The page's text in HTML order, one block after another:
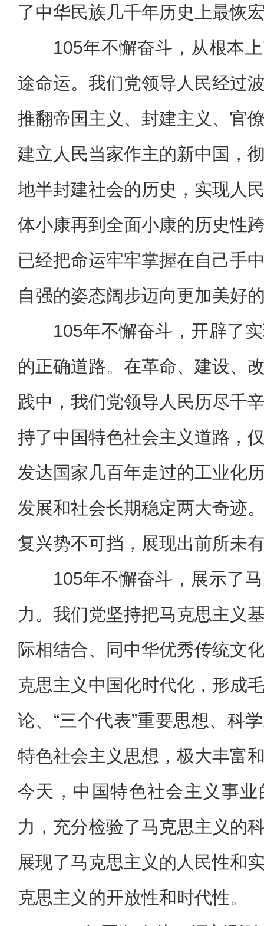
了中华民族几千年历史上最恢
105年不懈奋斗，从根本
途命运。我们党领导人民经过
推翻帝国主义、封建主义、官
建立人民当家作主的新中国，
地半封建社会的历史，实现人
体小康再到全面小康的历史性
已经把命运牢牢掌握在自己手
自强的姿态阔步迈向更加美好
105年不懈奋斗，开辟了
的正确道路。在革命、建设、
践中，我们党领导人民历尽千
持了中国特色社会主义道路，
发达国家几百年走过的工业化
发展和社会长期稳定两大奇迹
复兴势不可挡，展现出前所未
105年不懈奋斗，展示了
力。我们党坚持把马克思主义
际相结合、同中华优秀传统文
克思主义中国化时代化，形成
论、“三个代表”重要思想、科
特色社会主义思想，极大丰富
今天，中国特色社会主义事
力，充分检验了马克思主义的
展现了马克思主义的人民性和
克思主义的开放性和时代性。